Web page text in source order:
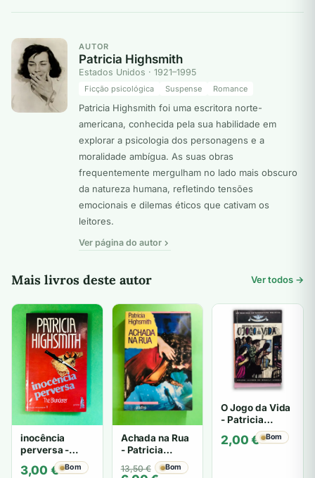
AUTOR
Patricia Highsmith
Estados Unidos · 1921–1995
Ficção psicológica Suspense Romance
Patricia Highsmith foi uma escritora norte-
americana, conhecida pela sua habilidade em
explorar a psicologia dos personagens e a
moralidade ambígua. As suas obras
frequentemente mergulham no lado mais obscuro
da natureza humana, refletindo tensões
emocionais e dilemas éticos que cativam os
leitores.
Ver página do autor
Mais livros deste autor Ver todos →
inocência
perversa -
PATRICIA
HIGHSMITH
3,00 € Bom
Achada na Rua
- Patricia
Highsmith
13,50€
O
O
Bom
O Jogo da Vida
- Patricia
Highsmith
2,00€ Bom